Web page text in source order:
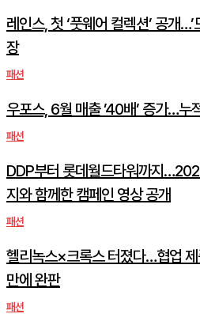
레인스, 첫 ‘풋웨어 컬렉션’ 공개
장
패션
우포스, 6월 매출 ’40배’ 증가…누
패션
DDP부터 롯데월드타워까지
지와 함께한 캠페인 영상 공개
패션
헬리녹스×크록스 터졌다…협업 제
만에 완판
패션